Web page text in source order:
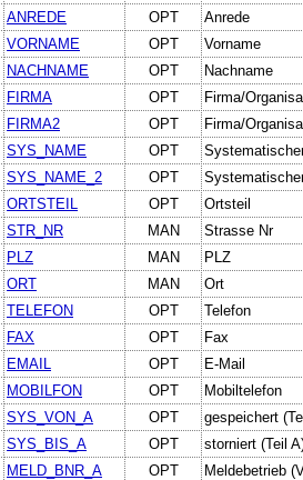
ANREDE OPT
Anrede
VORNAME OPT
Vorname
NACHNAME OPT
Nachname
FIRMA OPT
Firma/
FIRMA2 OPT
Firma/
SYS_NAME OPT
SYS_NAME_2 OPT
ORTSTEIL OPT
Ortsteil
STR_NR MAN
Strasse Nr
PLZ MAN
PLZ
ORT MAN
Ort
TELEFON OPT
Telefon
FAX OPT
Fax
EMAIL OPT
E-Mail
MOBILFON OPT
Mobiltelefon
SYS_VON_A OPT
gespeichert
SYS_BIS_A OPT
storniert (Teil
MELD_BNR_A OPT
Meldebetrieb